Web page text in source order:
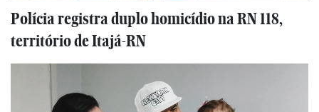
Polícia registra duplo homicídio na RN 118,
território de Itajá-RN